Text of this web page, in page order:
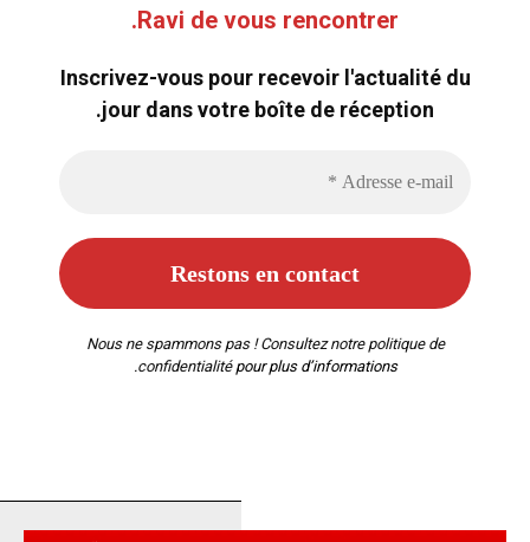
Ravi de vous rencontrer.
Inscrivez-vous pour recevoir l'actualité du
jour dans votre boîte de réception.
Nous ne spammons pas ! Consultez notre politique de
confidentialitépour plus d’informations.